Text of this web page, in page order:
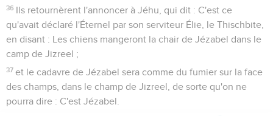
36 Ils retournèrent l'annoncer à Jéhu, qui dit : C'est ce
qu'avait déclaré l'Éternel par son serviteur Élie, le Thischbite,
en disant : Les chiens mangeront la chair de Jézabel dans le
camp de Jizreel ;
37 et le cadavre de Jézabel sera comme du fumier sur la face
des champs, dans le champ de Jizreel, de sorte qu'on ne
pourra dire : C'est Jézabel.